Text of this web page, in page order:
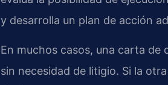
y desarrolla un plan de acción
En muchos casos, una carta de
sin necesidad de litigio. Si la